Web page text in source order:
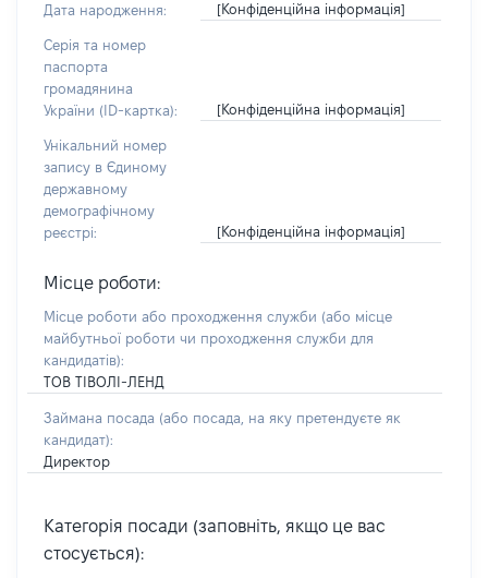
Дата народження: [Конфіденційна інформація]
Серія та номер
паспорта
громадянина
України (ID-картка):
[Конфіденційна інформація]
Унікальний номер
запису в Єдиному
державному
демографічному
реєстрі:
[Конфіденційна інформація]
Місце роботи:
Місце роботи або проходження служби (або місце
майбутньої роботи чи проходження служби для
кандидатів):
ТОВ ТІВОЛІ-ЛЕНД
Займана посада (або посада, на яку претендуєте як
кандидат):
Директор
Категорія посади (заповніть, якщо це вас
стосується):